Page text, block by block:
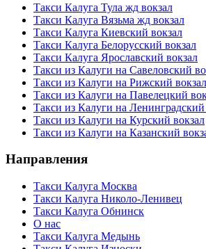
Такси Калуга Тула жд вокзал
Такси Калуга Вязьма жд вокзал
Такси Калуга Киевский вокзал
Такси Калуга Белорусский вокзал
Такси Калуга Ярославский вокзал
Такси из Калуги на Савеловский
Такси из Калуги на Рижский вокзал
Такси из Калуги на Павелецкий
Такси из Калуги на Ленинградский
Такси из Калуги на Курский вокзал
Такси из Калуги на Казанский
Направления
Такси Калуга Москва
Такси Калуга Николо-Ленивец
Такси Калуга Обнинск
О нас
Такси Калуга Медынь